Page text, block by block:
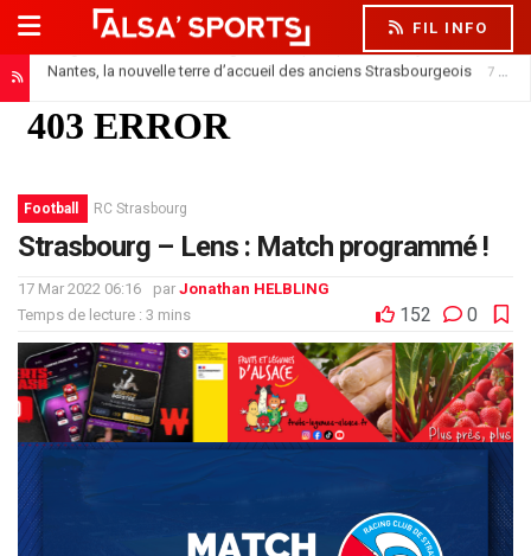
FIL INFO
Nantes, la nouvelle terre d’accueil des anciens Strasbourgeois 7 août 2026
Football RC Strasbourg
Strasbourg – Lens : Match programmé !
17 Mar 2022 06:16 par Jonathan HELBLING
Temps de lecture : 3 mins
152 0